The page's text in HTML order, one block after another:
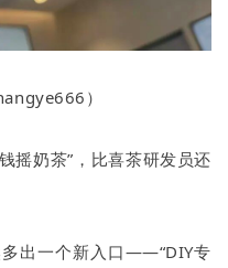
）
摇奶茶”，比喜茶研发员还
出一个新入口——“DIY专